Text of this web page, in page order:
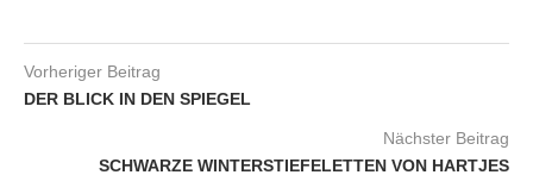
Vorheriger Beitrag
DER BLICK IN DEN SPIEGEL
Nächster Beitrag
SCHWARZE WINTERSTIEFELETTEN VON HARTJES